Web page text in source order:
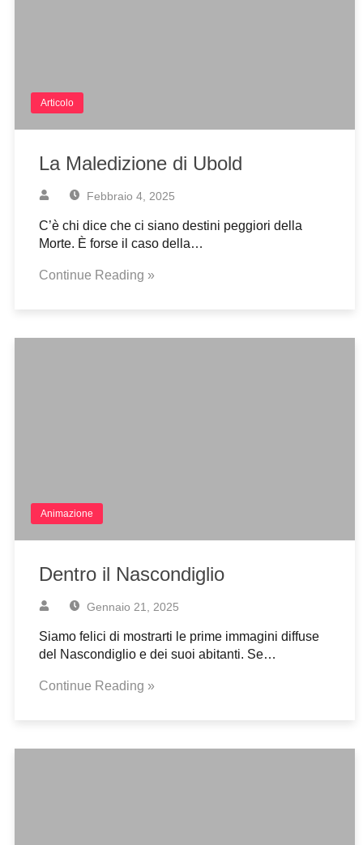
Articolo
La Maledizione di Ubold
Febbraio 4, 2025
C’è chi dice che ci siano destini peggiori della
Morte. È forse il caso della…
Continue Reading »
Animazione
Dentro il Nascondiglio
Gennaio 21, 2025
Siamo felici di mostrarti le prime immagini diffuse
del Nascondiglio e dei suoi abitanti. Se…
Continue Reading »